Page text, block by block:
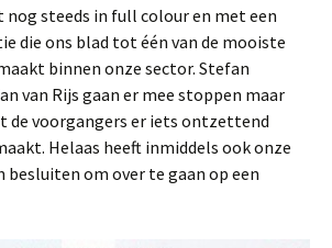
steeds in full colour en met een
die ons blad tot één van de mooiste
binnen onze sector. Stefan
van Rijs gaan er mee stoppen maar
de voorgangers er iets ontzettend
Helaas heeft inmiddels ook onze
om over te gaan op een